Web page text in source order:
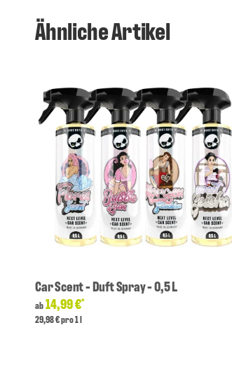
Ähnliche Artikel
Car Scent - Duft Spray - 0,5 L
ab14,99 €*
29,98 € pro 1 l